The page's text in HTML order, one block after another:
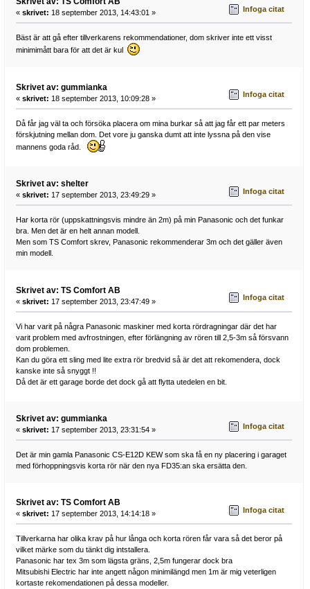
« skrivet: 18 september 2013, 14:43:01 » Infoga citat
Bäst är att gå efter tillverkarens rekommendationer, dom skriver inte ett visst
minimimått bara för att det är kul
Skrivet av: gummianka
« skrivet: 18 september 2013, 10:09:28 » Infoga citat
Då får jag väl ta och försöka placera om mina burkar så att jag får ett par meters
förskjutning mellan dom. Det vore ju ganska dumt att inte lyssna på den vise
mannens goda råd.
Skrivet av: shelter
« skrivet: 17 september 2013, 23:49:29 » Infoga citat
Har korta rör (uppskattningsvis mindre än 2m) på min Panasonic och det funkar
bra. Men det är en helt annan modell.
Men som TS Comfort skrev, Panasonic rekommenderar 3m och det gäller även
min modell.
Skrivet av: TS Comfort AB
« skrivet: 17 september 2013, 23:47:49 » Infoga citat
Vi har varit på några Panasonic maskiner med korta rördragningar där det har
varit problem med avfrostningen, efter förlängning av rören till 2,5-3m så försvann
dom problemen.
Kan du göra ett sling med lite extra rör bredvid så är det att rekomendera, dock
kanske inte så snyggt !!
Då det är ett garage borde det dock gå att flytta utedelen en bit.
Skrivet av: gummianka
« skrivet: 17 september 2013, 23:31:54 » Infoga citat
Det är min gamla Panasonic CS-E12D KEW som ska få en ny placering i garaget
med förhoppningsvis korta rör när den nya FD35:an ska ersätta den.
Skrivet av: TS Comfort AB
« skrivet: 17 september 2013, 14:14:18 » Infoga citat
Tillverkarna har olika krav på hur långa och korta rören får vara så det beror på
vilket märke som du tänkt dig intstallera.
Panasonic har tex 3m som lägsta gräns, 2,5m fungerar dock bra
Mitsubishi Electric har inte angett någon minimilängd men 1m är mig veterligen
kortaste rekomendationen på dessa modeller.